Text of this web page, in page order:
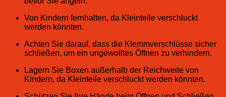
Von Kindern fernhalten, da Kleinteile verschluckt
werden könnten.
Achten Sie darauf, dass die Klemmverschlüsse sicher
schließen, um ein ungewolltes Öffnen zu verhindern.
Lagern Sie Boxen außerhalb der Reichweite von
Kindern, da Kleinteile verschluckt werden könnten.